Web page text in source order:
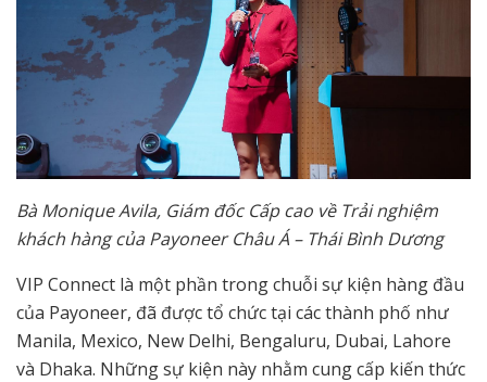
Bà Monique Avila, Giám đốc Cấp cao về Trải nghiệm
khách hàng của Payoneer Châu Á – Thái Bình Dương
VIP Connect là một phần trong chuỗi sự kiện hàng đầu
của Payoneer, đã được tổ chức tại các thành phố như
Manila, Mexico, New Delhi, Bengaluru, Dubai, Lahore
và Dhaka. Những sự kiện này nhằm cung cấp kiến thức